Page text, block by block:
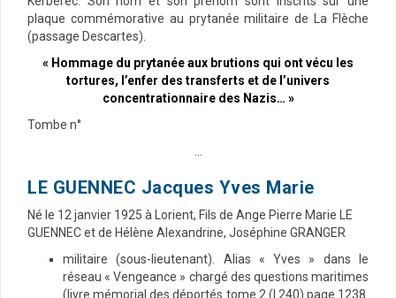
plaque commémorative au prytanée militaire de La Flèche
(passage Descartes).
« Hommage du prytanée aux brutions qui ont vécu les
tortures, l’enfer des transferts et de l’univers
concentrationnaire des Nazis… »
Tombe n°
LE GUENNEC Jacques Yves Marie
Né le 12 janvier 1925 à Lorient, Fils de Ange Pierre Marie LE
GUENNEC et de Hélène Alexandrine, Joséphine GRANGER
militaire (sous-lieutenant). Alias « Yves » dans le
réseau « Vengeance » chargé des questions maritimes
(livre mémorial des déportés tome 2 (I.240) page 1238.